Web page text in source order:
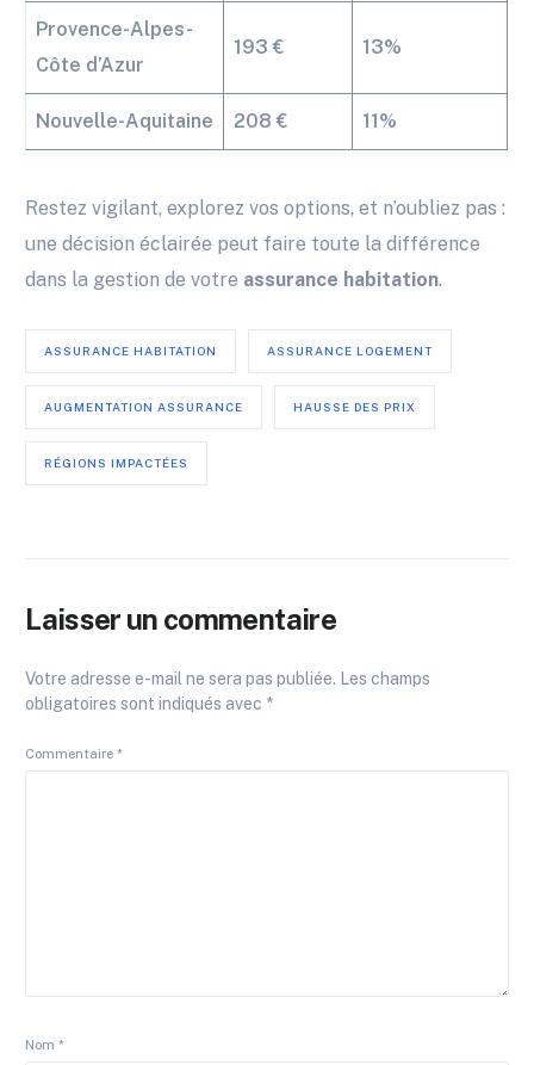
Provence-Alpes-
Côte d’Azur
193 € 13%
Nouvelle-Aquitaine 208 € 11%
Restez vigilant, explorez vos options, et n’oubliez pas :
une décision éclairée peut faire toute la différence
dans la gestion de votre assurance habitation.
ASSURANCE HABITATION ASSURANCE LOGEMENT
AUGMENTATION ASSURANCE HAUSSE DES PRIX
RÉGIONS IMPACTÉES
Laisser un commentaire
Votre adresse e-mail ne sera pas publiée. Les champs
obligatoires sont indiqués avec *
Commentaire*
Nom*